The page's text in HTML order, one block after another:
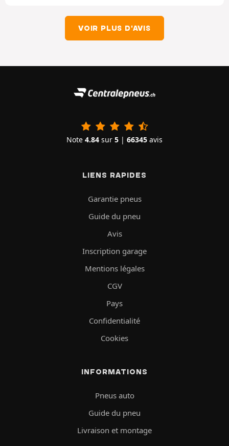
VOIR PLUS D'AVIS
Note 4.84 sur 5 | 66345 avis
LIENS RAPIDES
Garantie pneus
Guide du pneu
Avis
Inscription garage
Mentions légales
CGV
Pays
Confidentialité
Cookies
INFORMATIONS
Pneus auto
Guide du pneu
Livraison et montage